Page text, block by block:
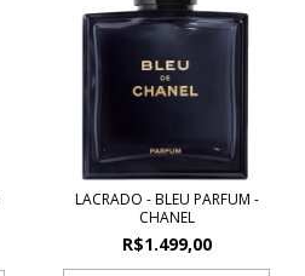
LACRADO - BLEU PARFUM -
CHANEL
R$1.499,00